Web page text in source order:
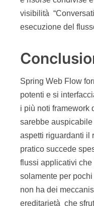
visibilità
esecuzione del
Spring Web Flow
potenti e si
i più noti framework
sarebbe
aspetti riguardanti il
pratico succede
flussi applicativi
solamente per
non ha dei
ereditarietà che